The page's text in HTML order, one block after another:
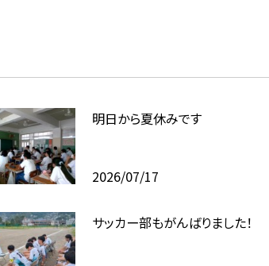
明日から夏休みです
2026/07/17
サッカー部もがんばりました！